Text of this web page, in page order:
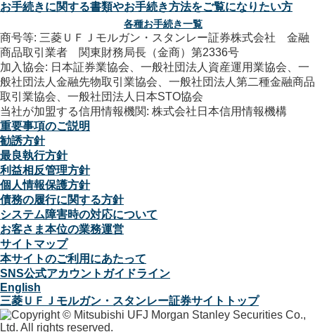
お手続きに関する書類やお手続き方法をご覧になりたい方
各種お手続き一覧
商号等: 三菱ＵＦＪモルガン・スタンレー証券株式会社 金融
商品取引業者 関東財務局長（金商）第2336号
加入協会: 日本証券業協会、一般社団法人資産運用業協会、一
般社団法人金融先物取引業協会、一般社団法人第二種金融商品
取引業協会、一般社団法人日本STO協会
当社が加盟する信用情報機関: 株式会社日本信用情報機構
重要事項のご説明
勧誘方針
最良執行方針
利益相反管理方針
個人情報保護方針
債務の履行に関する方針
システム障害時の対応について
お客さま本位の業務運営
サイトマップ
本サイトのご利用にあたって
SNS公式アカウントガイドライン
English
三菱ＵＦＪモルガン・スタンレー証券サイトトップ